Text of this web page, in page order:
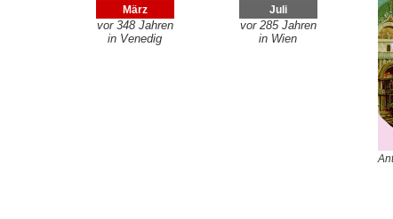
März
vor 348 Jahren
in Venedig
Juli
vor 285 Jahren
in Wien